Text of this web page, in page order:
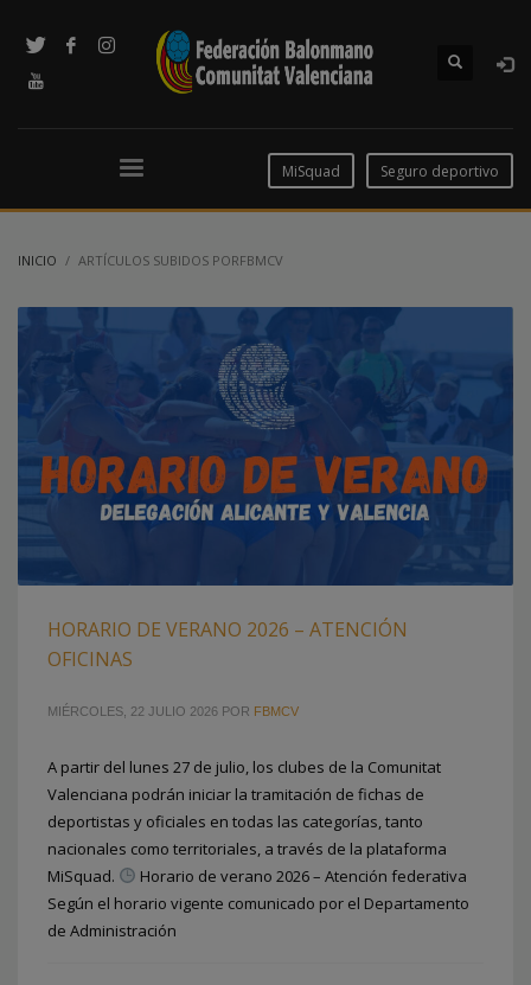
MiSquad Seguro deportivo
INICIO ARTÍCULOS SUBIDOS PORFBMCV
HORARIO DE VERANO 2026 – ATENCIÓN
OFICINAS
MIÉRCOLES, 22 JULIO 2026 POR FBMCV
A partir del lunes 27 de julio, los clubes de la Comunitat
Valenciana podrán iniciar la tramitación de fichas de
deportistas y oficiales en todas las categorías, tanto
nacionales como territoriales, a través de la plataforma
MiSquad.
Horario de verano 2026 – Atención federativa
Según el horario vigente comunicado por el Departamento
de Administración